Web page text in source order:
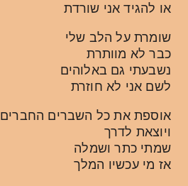
או להגיד אני שורדת
שומרת על הלב שלי
כבר לא מוותרת
נשבעתי גם באלוהים
לשם אני לא חוזרת
אוספת את כל השברים החברים
ויוצאת לדרך
שמתי כתר ושמלה
אז מי עכשיו המלך